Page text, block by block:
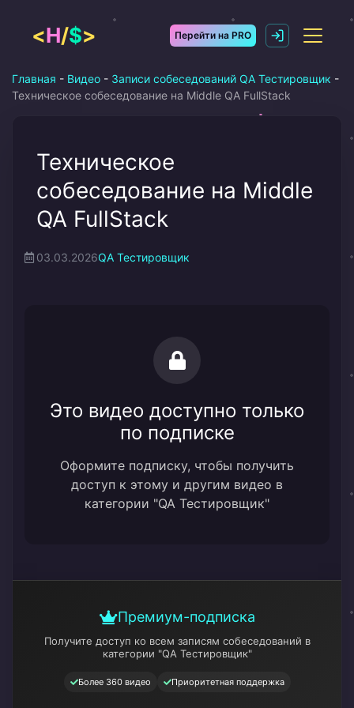
содержимому
<H/$> Перейти на PRO
Главная - Видео - Записи собеседований QA Тестировщик -
Техническое собеседование на Middle QA FullStack
Техническое
собеседование на Middle
QA FullStack
03.03.2026QA Тестировщик
Это видео доступно только
по подписке
Оформите подписку, чтобы получить
доступ к этому и другим видео в
категории "QA Тестировщик"
Премиум-подписка
Получите доступ ко всем записям собеседований в
категории "QA Тестировщик"
Более 360 видео Приоритетная поддержка